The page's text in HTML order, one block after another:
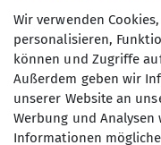
Wir verwenden
personalisieren,
können und Zugriffe
Außerdem geben wir
unserer Website an
Werbung und
Informationen